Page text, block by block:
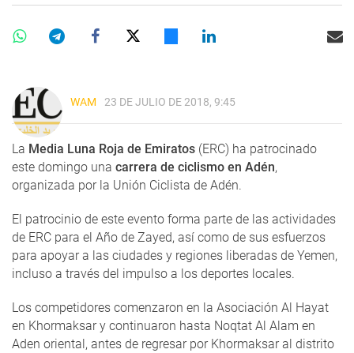
WAM 23 DE JULIO DE 2018, 9:45
La Media Luna Roja de Emiratos (ERC) ha patrocinado
este domingo una carrera de ciclismo en Adén,
organizada por la Unión Ciclista de Adén.
El patrocinio de este evento forma parte de las actividades
de ERC para el Año de Zayed, así como de sus esfuerzos
para apoyar a las ciudades y regiones liberadas de Yemen,
incluso a través del impulso a los deportes locales.
Los competidores comenzaron en la Asociación Al Hayat
en Khormaksar y continuaron hasta Noqtat Al Alam en
Aden oriental, antes de regresar por Khormaksar al distrito